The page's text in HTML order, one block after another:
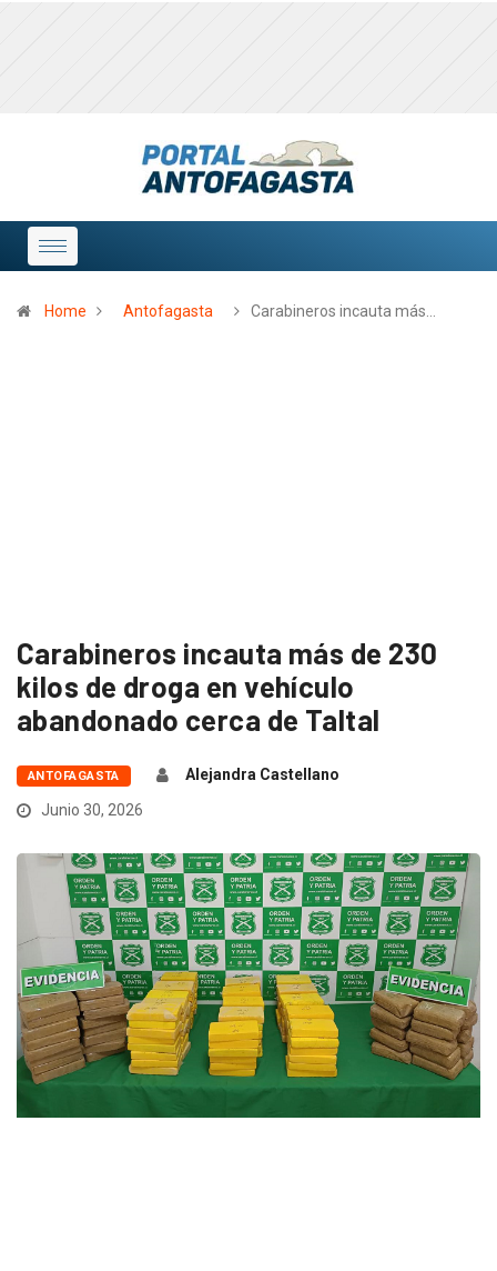
Home Antofagasta Carabineros incauta más…
Carabineros incauta más de 230
kilos de droga en vehículo
abandonado cerca de Taltal
ANTOFAGASTA
Alejandra Castellano
Junio 30, 2026